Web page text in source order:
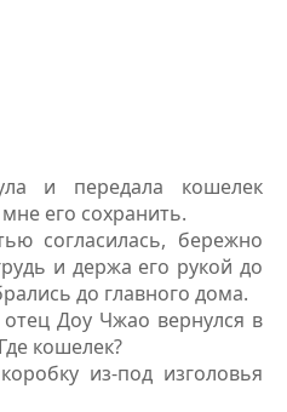
и передала кошелек
его сохранить.
согласилась, бережно
и держа его рукой до
до главного дома.
Доу Чжао вернулся в
кошелек?
из-под изголовья